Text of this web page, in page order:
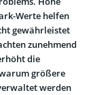
Werte helfen
gewährleistet
zunehmend
die
größere
werden